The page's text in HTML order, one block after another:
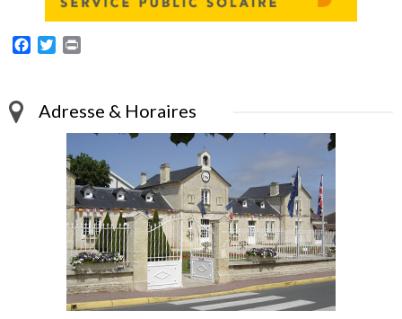
Facebook
Twitter
Adresse & Horaires